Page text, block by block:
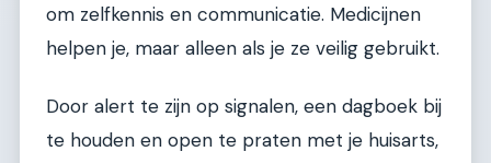
om zelfkennis en communicatie. Medicijnen
helpen je, maar alleen als je ze veilig gebruikt.
Door alert te zijn op signalen, een dagboek bij
te houden en open te praten met je huisarts,